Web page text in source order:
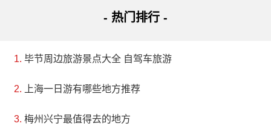
羊、林麝、刺猬、锦鸡和长尾雉等30多种国家保护的
方，我们应该珍视它们，加强对自然资源的保护与管
理，让更多人了解和感受到自然的美妙和神奇。
4、仙游寺
- 热门排行 -
毕节周边旅游景点大全 自驾车旅游
上海一日游有哪些地方推荐
梅州兴宁最值得去的地方